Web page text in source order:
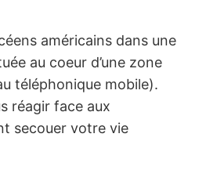
américains dans une
au coeur d’une zone
téléphonique mobile).
réagir face aux
secouer votre vie